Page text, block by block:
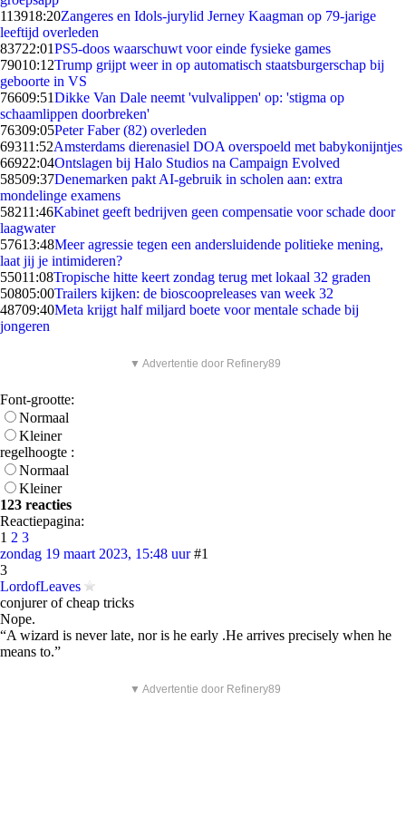
113918:20Zangeres en Idols-jurylid Jerney Kaagman op 79-jarige
leeftijd overleden
83722:01PS5-doos waarschuwt voor einde fysieke games
79010:12Trump grijpt weer in op automatisch staatsburgerschap bij
geboorte in VS
76609:51Dikke Van Dale neemt 'vulvalippen' op: 'stigma op
schaamlippen doorbreken'
76309:05Peter Faber (82) overleden
69311:52Amsterdams dierenasiel DOA overspoeld met babykonijntjes
66922:04Ontslagen bij Halo Studios na Campaign Evolved
58509:37Denemarken pakt AI-gebruik in scholen aan: extra
mondelinge examens
58211:46Kabinet geeft bedrijven geen compensatie voor schade door
laagwater
57613:48Meer agressie tegen een andersluidende politieke mening,
laat jij je intimideren?
55011:08Tropische hitte keert zondag terug met lokaal 32 graden
50805:00Trailers kijken: de bioscoopreleases van week 32
48709:40Meta krijgt half miljard boete voor mentale schade bij
jongeren
▼ Advertentie door Refinery89
Font-grootte:
Normaal
Kleiner
regelhoogte :
Normaal
Kleiner
123 reacties
Reactiepagina:
1 2 3
zondag 19 maart 2023, 15:48 uur #1
3
LordofLeaves
conjurer of cheap tricks
Nope.
“A wizard is never late, nor is he early .He arrives precisely when he
means to.”
▼ Advertentie door Refinery89